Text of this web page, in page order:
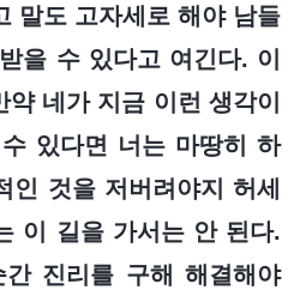
말도 고자세로 해야 남들
을 수 있다고 여긴다. 이
약 네가 지금 이런 생각이
있다면 너는 마땅히 하
인 것을 저버려야지 허세
이 길을 가서는 안 된다.
진리를 구해 해결해야